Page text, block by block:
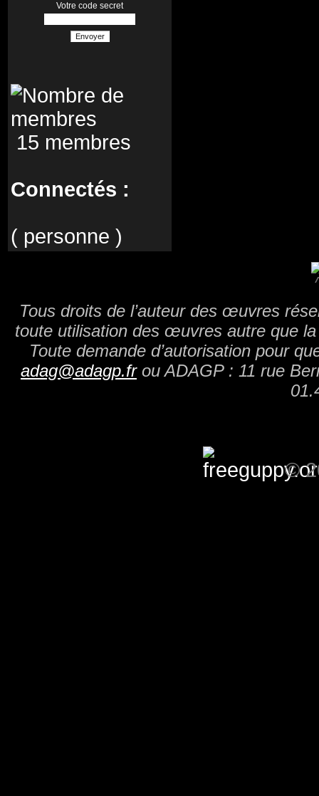
Votre code secret
Envoyer
15 membres
Connectés :
( personne )
Tous droits de l’auteur des œuvres
toute utilisation des œuvres autre que
Toute demande d’autorisation pour
adag@adagp.frou ADAGP : 11 rue
©